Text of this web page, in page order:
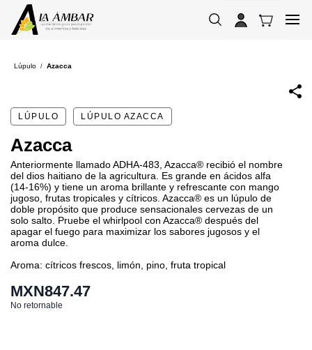
Skip to
main
content
Lúpulo / Azacca
LÚPULO LÚPULO AZACCA
Azacca
Anteriormente llamado ADHA-483, Azacca® recibió el nombre
del dios haitiano de la agricultura. Es grande en ácidos alfa
(14-16%) y tiene un aroma brillante y refrescante con mango
jugoso, frutas tropicales y cítricos. Azacca® es un lúpulo de
doble propósito que produce sensacionales cervezas de un
solo salto. Pruebe el whirlpool con Azacca® después del
apagar el fuego para maximizar los sabores jugosos y el
aroma dulce.
Aroma: cítricos frescos, limón, pino, fruta tropical
MXN847.47
No retornable